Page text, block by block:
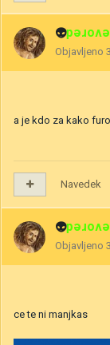
👽
Objavljeno
a je kdo za kako
Navedek
👽
Objavljeno
ce te ni manjkas